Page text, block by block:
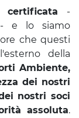
-
- e lo siamo
che questi
della
Ambiente,
dei nostri
nostri soci
assoluta.